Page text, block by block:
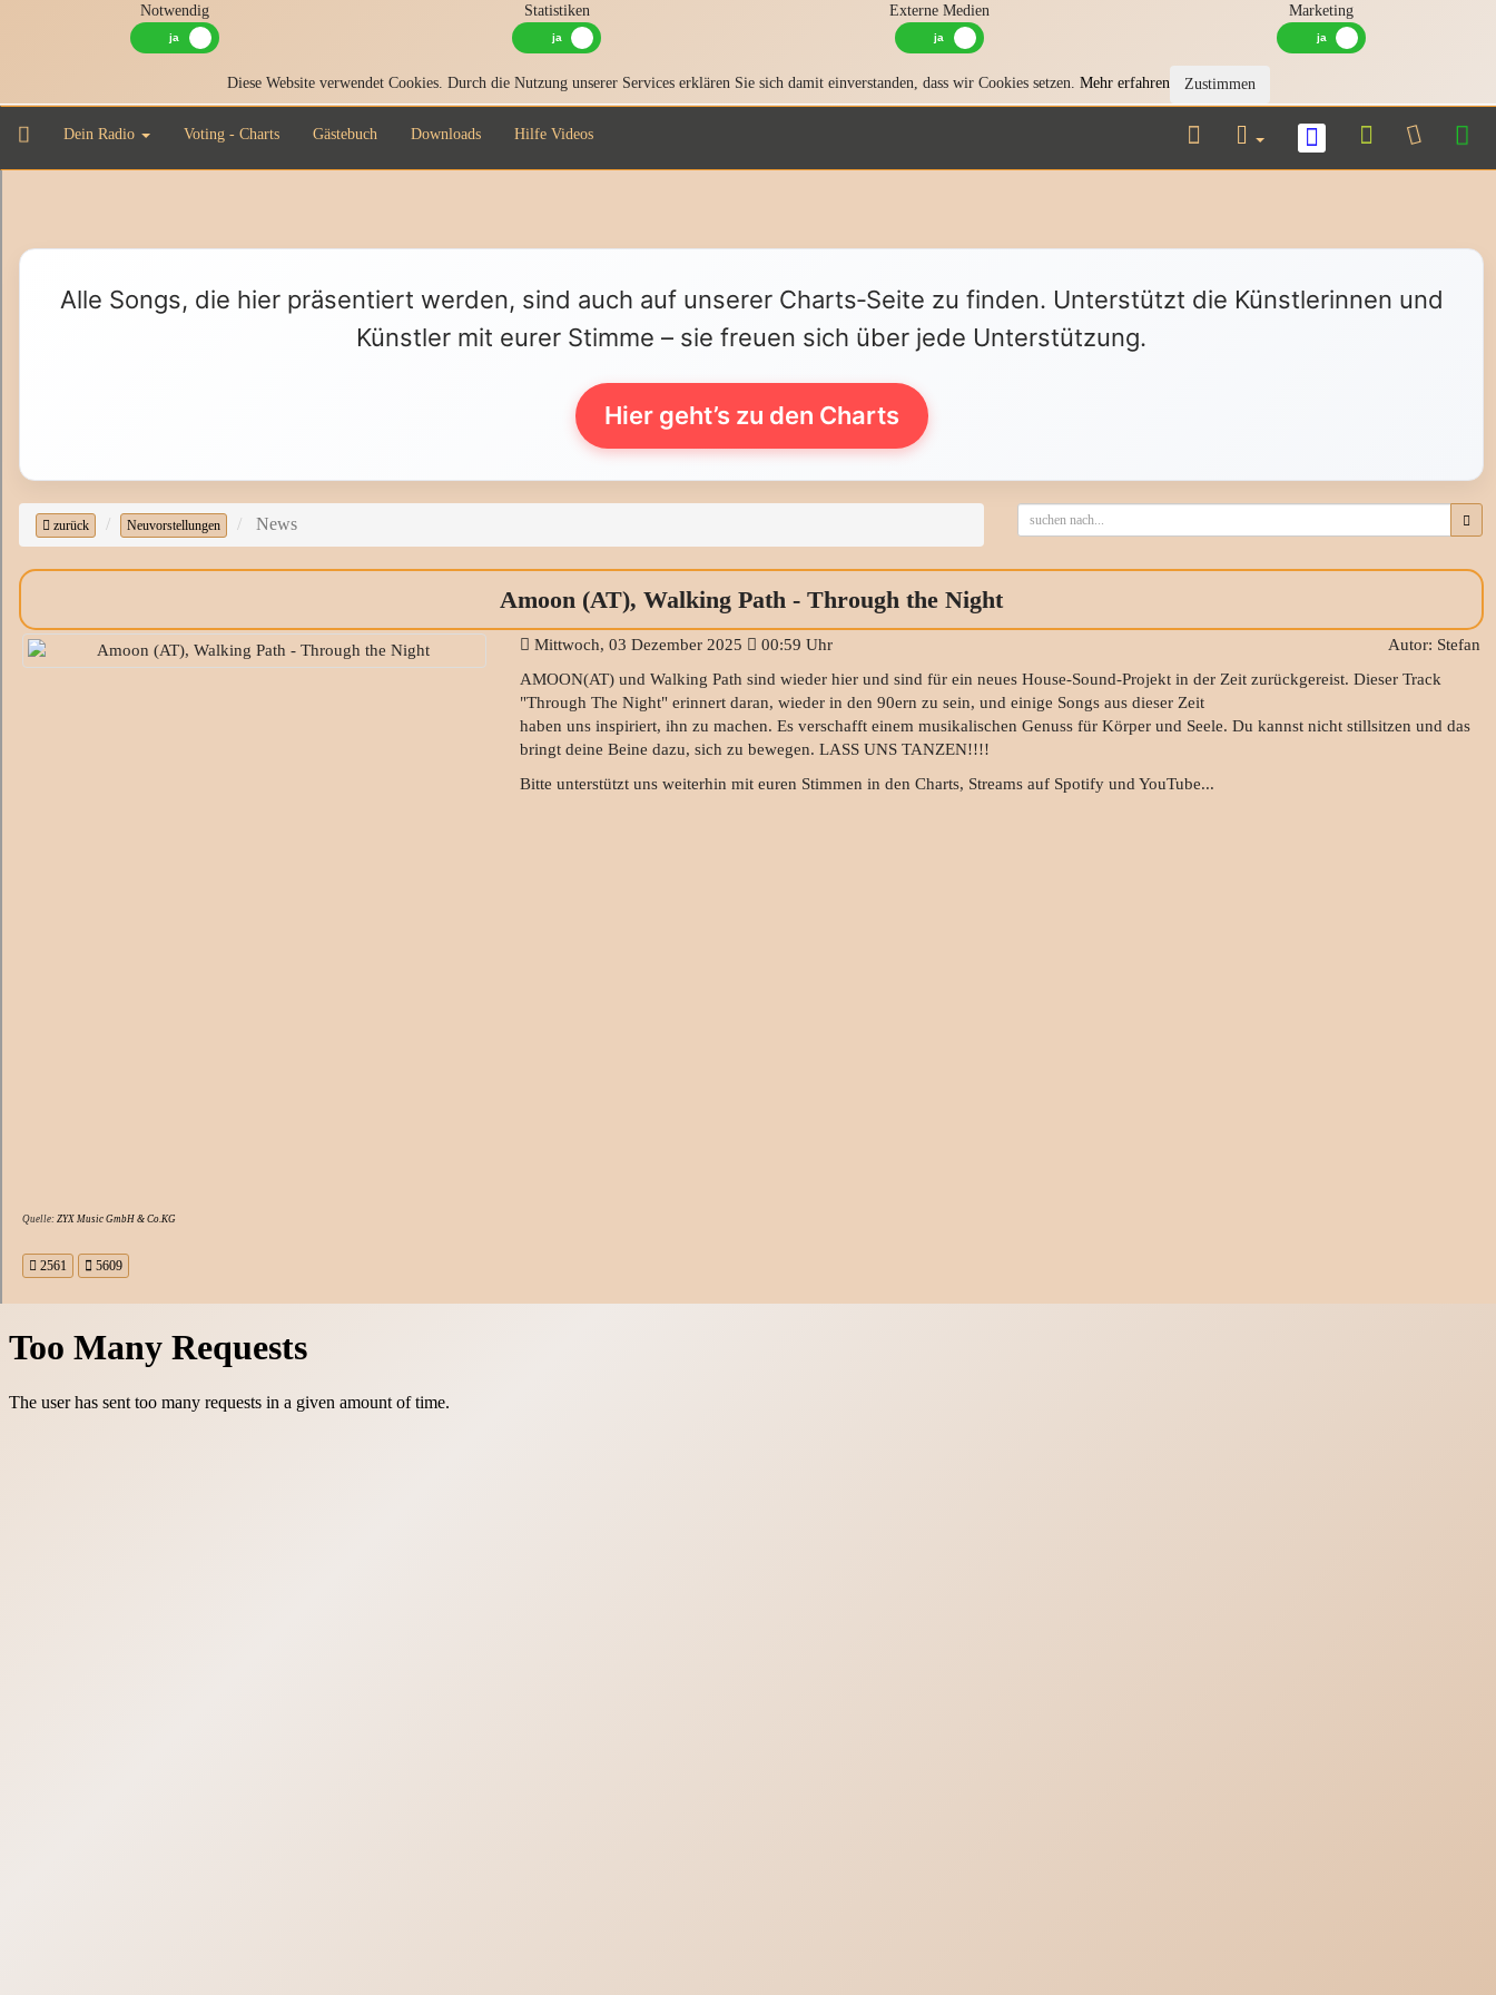
Notwendig Statistiken Externe Medien Marketing
Diese Website verwendet Cookies. Durch die Nutzung unserer Services erklären Sie sich damit einverstanden, dass wir Cookies setzen. Mehr erfahren Zustimmen
Dein Radio Voting - Charts Gästebuch Downloads Hilfe Videos
Alle Songs, die hier präsentiert werden, sind auch auf unserer Charts‑Seite zu finden. Unterstützt die Künstlerinnen und
Künstler mit eurer Stimme – sie freuen sich über jede Unterstützung.
Hier geht’s zu den Charts
zurück Neuvorstellungen News
Amoon (AT), Walking Path - Through the Night
Mittwoch, 03 Dezember 2025 00:59 Uhr
Autor: Stefan
AMOON(AT) und Walking Path sind wieder hier und sind für ein neues House-Sound-Projekt in der Zeit zurückgereist. Dieser Track
"Through The Night" erinnert daran, wieder in den 90ern zu sein, und einige Songs aus dieser Zeit
haben uns inspiriert, ihn zu machen. Es verschafft einem musikalischen Genuss für Körper und Seele. Du kannst nicht stillsitzen und das
bringt deine Beine dazu, sich zu bewegen. LASS UNS TANZEN!!!!
Bitte unterstützt uns weiterhin mit euren Stimmen in den Charts, Streams auf Spotify und YouTube...
Quelle: ZYX Music GmbH & Co.KG
2561 5609